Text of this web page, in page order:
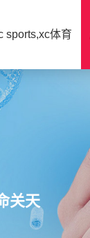
sports,xc体育
关天